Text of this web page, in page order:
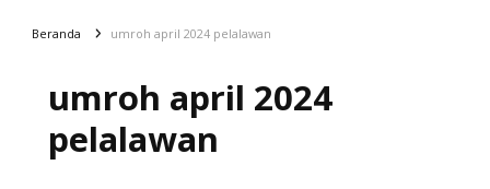
Beranda umroh april 2024 pelalawan
umroh april 2024
pelalawan